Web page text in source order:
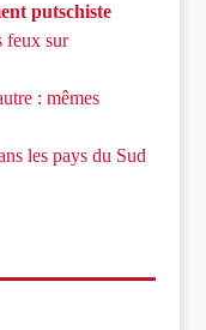
putschiste
feux sur
: mêmes
les pays du Sud